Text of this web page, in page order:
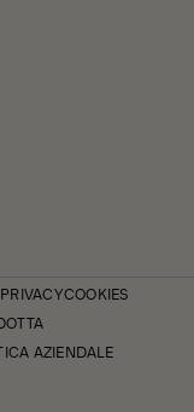
COOKIES
AZIENDALE